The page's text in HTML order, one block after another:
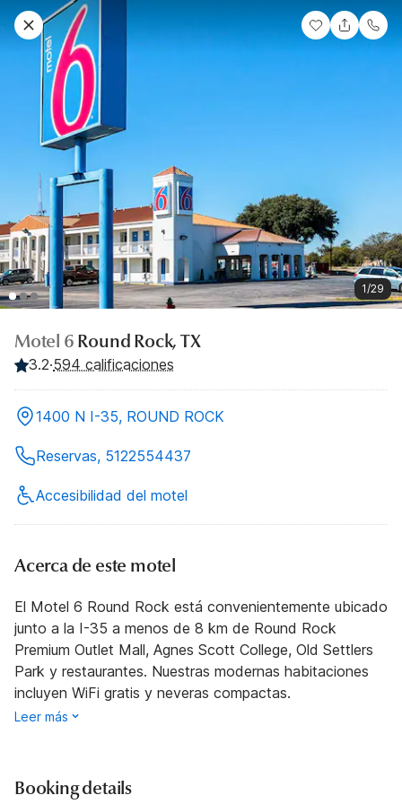
1/29
Motel 6 Round Rock, TX
3.2·594 calificaciones
1400 N I-35, ROUND ROCK
Reservas, 5122554437
Accesibilidad del motel
Acerca de este motel
El Motel 6 Round Rock está convenientemente ubicado
junto a la I-35 a menos de 8 km de Round Rock
Premium Outlet Mall, Agnes Scott College, Old Settlers
Park y restaurantes. Nuestras modernas habitaciones
incluyen WiFi gratis y neveras compactas.
Leer más
Booking details